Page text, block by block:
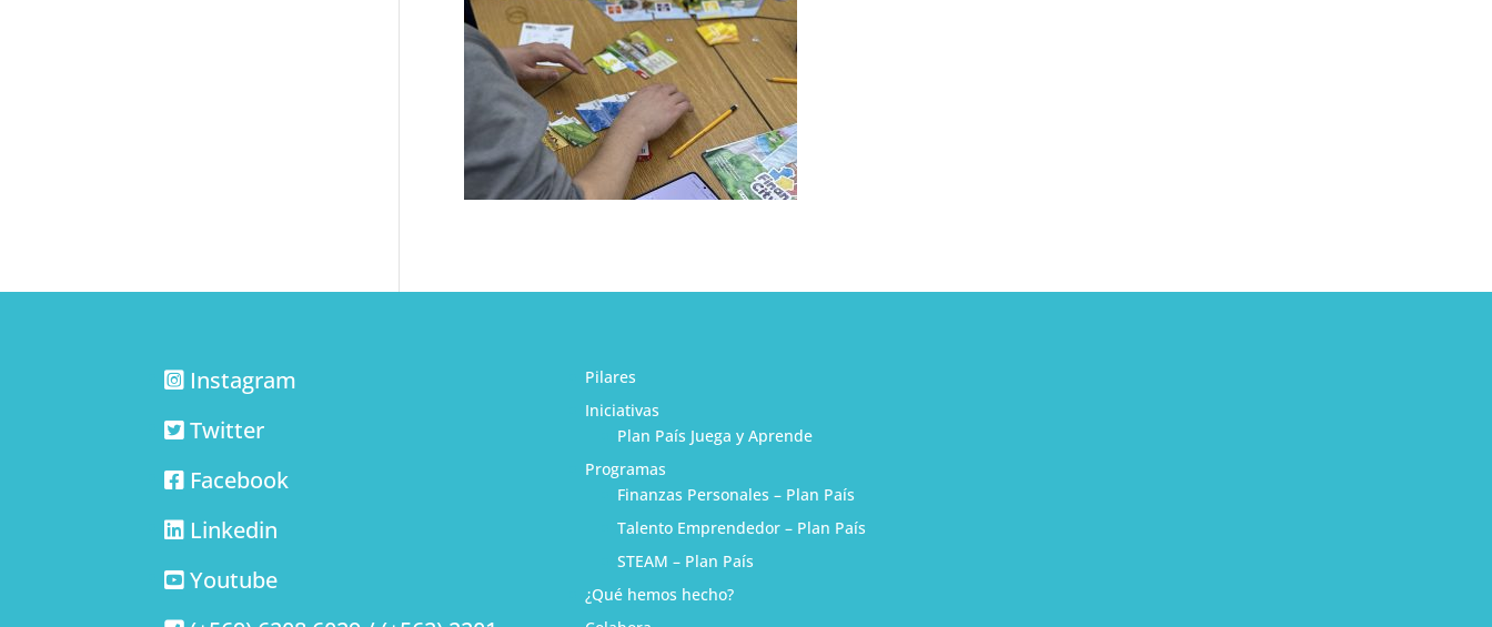
Instagram
Twitter
Facebook
Linkedin
Youtube
Pilares
Iniciativas
Plan País Juega y Aprende
Programas
Finanzas Personales – Plan País
Talento Emprendedor – Plan País
STEAM – Plan País
¿Qué hemos hecho?